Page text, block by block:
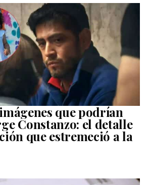
que podrían
Constanzo: el detalle
que estremeció a la